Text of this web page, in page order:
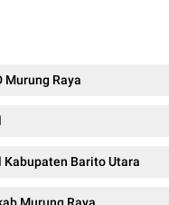
Murung Raya
Kabupaten Barito Utara